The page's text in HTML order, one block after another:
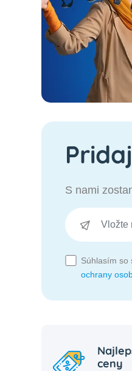
S nami
Súhlasím so
ochrany
ceny